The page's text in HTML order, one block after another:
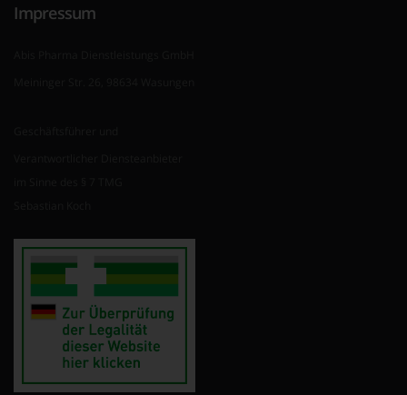
Impressum